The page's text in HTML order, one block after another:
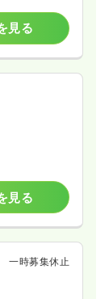
見る
見る
一時募集休止